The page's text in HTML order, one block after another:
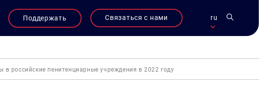
Поддержать Связаться с нами ru
российские пенитенциарные учреждения в 2022 году